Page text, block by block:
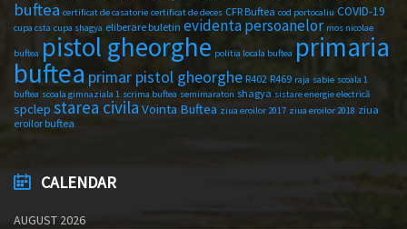
buftea certificat de casatorie certificat de deces CFR Buftea cod portocaliu COVID-19
cupa csta cupa shagya eliberare buletin evidenta persoanelor mos nicolae
buftea pistol gheorghe politia locala buftea primaria
buftea primar pistol gheorghe R402 R469 raja sabie scoala 1
buftea scoala gimnaziala 1 scrima buftea semimaraton shagya sistare energie electrică
spclep starea civila Vointa Buftea ziua eroilor 2017 ziua eroilor 2018 ziua
eroilor buftea
CALENDAR
AUGUST 2026